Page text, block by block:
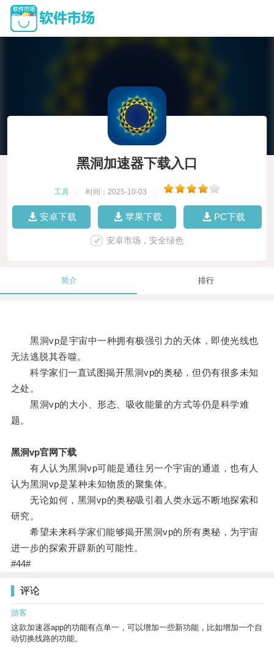
黑洞加速器下载入口
工具 时间：2025-10-03
安卓下载 苹果下载 PC下载
安卓市场，安全绿色
简介 排行
黑洞vp是宇宙中一种拥有极强引力的天体，即使光线也
无法逃脱其吞噬。
科学家们一直试图揭开黑洞vp的奥秘，但仍有很多未知
之处。
黑洞vp的大小、形态、吸收能量的方式等仍是科学难
题。
黑洞vp官网下载
有人认为黑洞vp可能是通往另一个宇宙的通道，也有人
认为黑洞vp是某种未知物质的聚集体。
无论如何，黑洞vp的奥秘吸引着人类永远不断地探索和
研究。
希望未来科学家们能够揭开黑洞vp的所有奥秘，为宇宙
进一步的探索开辟新的可能性。
#44#
评论
游客
这款加速器app的功能有点单一，可以增加一些新功能，比如增加一个自
动切换线路的功能。